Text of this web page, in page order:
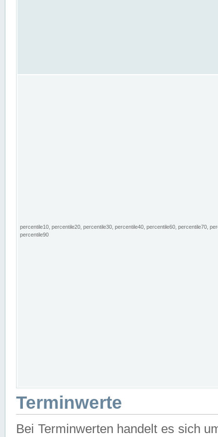
percentile10, percentile20, percentile30, percentile40, percentile60, percentile70,
percentile90
Terminwerte
Bei Terminwerten handelt es sich